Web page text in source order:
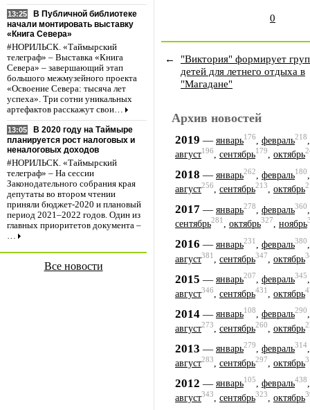
13:25
В Публичной библиотеке
начали монтировать выставку
«Книга Севера»
#НОРИЛЬСК. «Таймырский
телеграф» – Выставка «Книга
Севера» – завершающий этап
большого межмузейного проекта
«Освоение Севера: тысяча лет
успеха». Три сотни уникальных
артефактов расскажут свои…
13:05
В 2020 году на Таймыре
планируется рост налоговых и
неналоговых доходов
#НОРИЛЬСК. «Таймырский
телеграф» – На сессии
Законодательного собрания края
депутаты во втором чтении
приняли бюджет-2020 и плановый
период 2021–2022 годов. Один из
главных приоритетов документа –
…
Все новости
0
←
"Виктория" формирует
детей для летнего отдыха в
"Магадане"
Архив новостей
2019 — январь176 февраль218
август196, сентябрь179, октябрь
2018 — январь262 февраль180
август256, сентябрь213, октябрь
2017 — январь278 февраль360
сентябрь281, октябрь327, ноябрь
2016 — январь231 февраль380
август381 сентябрь347 октябрь
2015 — январь207, февраль345
август346 сентябрь431 октябрь
2014 — январь108, февраль290
август273 сентябрь260 октябрь
2013 — январь279, февраль314
август283 сентябрь297 октябрь
2012 — январь105, февраль438
август343, сентябрь323, октябрь